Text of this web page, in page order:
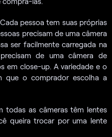
pessoa tem suas próprias
precisam de uma câmera
ser facilmente carregada na
de uma câmera de
em close-up. A variedade e o
que o comprador escolha a
todas as câmeras têm lentes
queira trocar por uma lente